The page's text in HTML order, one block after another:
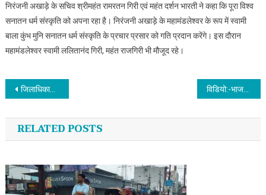
निरंजनी अखाड़े के सचिव श्रीमहंत रामरतन गिरी एवं महंत दर्शन भारती ने कहा कि पूरा विश्व
सनातन धर्म संस्कृति को अपना रहा है। निरंजनी अखाड़े के महामंडलेश्वर के रूप में स्वामी
बाला कुंभ मुनि सनातन धर्म संस्कृति के प्रचार प्रसार को गति प्रदान करेंगे। इस दौरान
महामंडलेश्वर स्वामी ललितानंद गिरी, महंत राजगिरी भी मौजूद रहे।
Post navigation
जिलाधिकारी मयूर दीक्षित ने किया पौराणिक भीमगौड़ा कुण्ड क्षेत्र का निरीक्षण, विडियो विडियो:-भाजपा कार्यकर्ताओं को दी सोशल मीडिया उपयोग की जानकारी
RELATED POSTS